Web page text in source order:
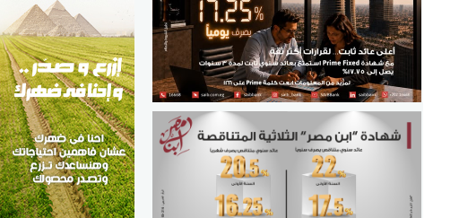
مواهب مصر